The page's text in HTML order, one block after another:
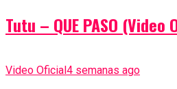
Tutu – QUE PASO (Video
Video Oficial4 semanas ago